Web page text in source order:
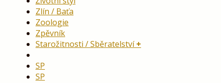
Zlín / Baťa
Zoologie
Zpěvník
Starožitnosti / Sběratelství
SP
SP